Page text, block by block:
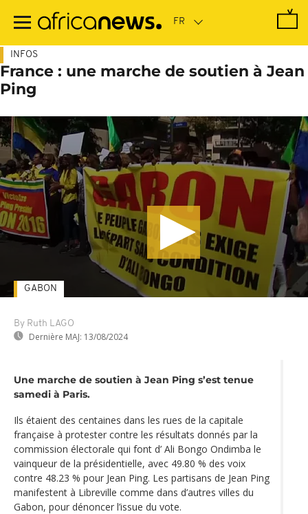
contenu
INFOS
France : une marche de soutien à Jean
Ping
By Ruth LAGO
Dernière MAJ: 13/08/2024
GABON
Une marche de soutien à Jean Ping s’est tenue
samedi à Paris.
Ils étaient des centaines dans les rues de la capitale
française à protester contre les résultats donnés par la
commission électorale qui font d’ Ali Bongo Ondimba le
vainqueur de la présidentielle, avec 49.80 % des voix
contre 48.23 % pour Jean Ping. Les partisans de Jean Ping
manifestent à Libreville comme dans d’autres villes du
Gabon, pour dénoncer l’issue du vote.